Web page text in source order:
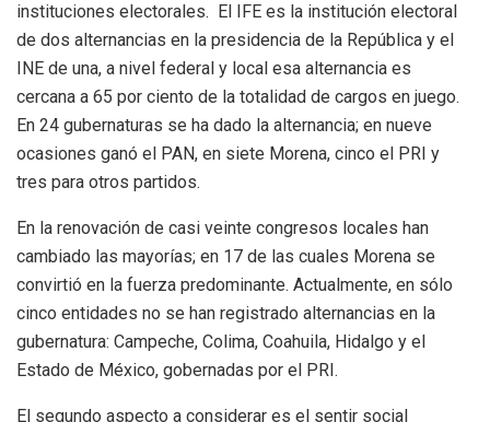
instituciones electorales. El IFE es la institución electoral
de dos alternancias en la presidencia de la República y el
INE de una, a nivel federal y local esa alternancia es
cercana a 65 por ciento de la totalidad de cargos en juego.
En 24 gubernaturas se ha dado la alternancia; en nueve
ocasiones ganó el PAN, en siete Morena, cinco el PRI y
tres para otros partidos.
En la renovación de casi veinte congresos locales han
cambiado las mayorías; en 17 de las cuales Morena se
convirtió en la fuerza predominante. Actualmente, en sólo
cinco entidades no se han registrado alternancias en la
gubernatura: Campeche, Colima, Coahuila, Hidalgo y el
Estado de México, gobernadas por el PRI.
El segundo aspecto a considerar es el sentir social